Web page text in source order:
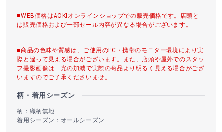
■WEB価格はAOKIオンラインショップでの販売価格です。店頭と
は販売価格および一部セール内容が異なる場合がございます。
■商品の色味や質感は、ご使用のPC・携帯のモニター環境により実
際と違って見える場合がございます。また、店頭や屋外でのスタッ
フ撮影画像は、光の加減で実際の商品より明るく見える場合がござ
いますのでご了承くださいませ。
柄・着用シーズン
柄：織柄無地
着用シーズン：オールシーズン